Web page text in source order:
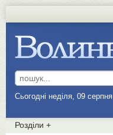
Сьогодні неділя, 09 серпня
Розділи +